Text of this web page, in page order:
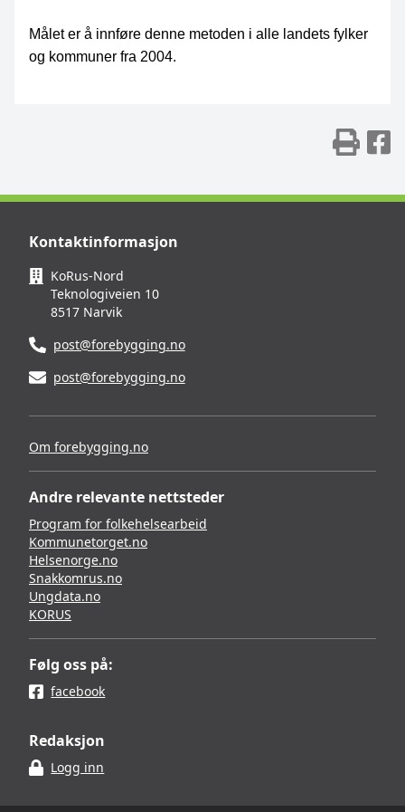
Målet er å innføre denne metoden i alle landets fylker
og kommuner fra 2004.
Kontaktinformasjon
KoRus-Nord
Teknologiveien 10
8517 Narvik
post@forebygging.no
post@forebygging.no
Om forebygging.no
Andre relevante nettsteder
Program for folkehelsearbeid
Kommunetorget.no
Helsenorge.no
Snakkomrus.no
Ungdata.no
KORUS
Følg oss på:
facebook
Redaksjon
Logg inn